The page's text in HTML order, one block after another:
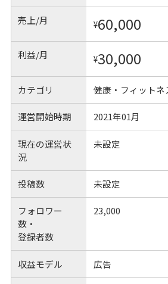
売上/月 ¥60,000
利益/月 ¥30,000
カテゴリ 健康・フィットネ
運営開始時期 2021年01月
現在の運営状
況
未設定
投稿数 未設定
フォロワー
数・
登録者数
23,000
収益モデル 広告